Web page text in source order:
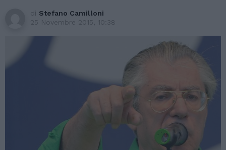
di Stefano Camilloni
25 Novembre 2015, 10:38